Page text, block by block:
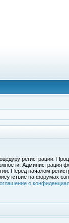
регистрации.
Администрация
Перед началом
на форумах
о